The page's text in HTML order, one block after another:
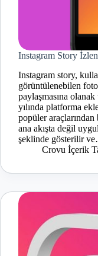
Instagram Story
Instagram story,
görüntülenebilen
paylaşmasına
yılında platforma
popüler
ana akışta değil
şeklinde gösterilir
Crovu İçerik